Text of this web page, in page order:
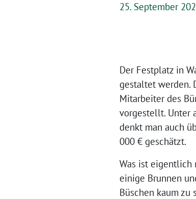
25. September
Der Festplatz in
gestaltet werden.
Mitarbeiter des
vorgestellt. Unter
denkt man auch
000 € geschätzt.
Was ist eigentlich
einige Brunnen
Büschen kaum zu